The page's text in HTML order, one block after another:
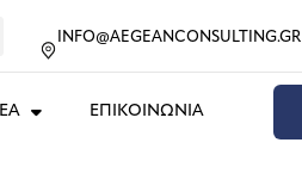
INFO@AEGEANCONSULTING.GR
ΕΠΙΚΟΙΝΩΝΙΑ